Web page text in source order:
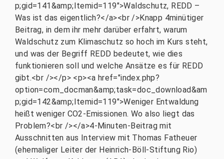
p;gid=141&amp;Itemid=119">Waldschutz, REDD –
Was ist das eigentlich?</a><br />Knapp 4minütiger
Beitrag, in dem ihr mehr darüber erfahrt, warum
Waldschutz zum Klimaschutz so hoch im Kurs steht,
und was der Begriff REDD bedeutet, wie dies
funktionieren soll und welche Ansätze es für REDD
gibt.<br /></p> <p><a href="index.php?
option=com_docman&amp;task=doc_download&am
p;gid=142&amp;Itemid=119">Weniger Entwaldung
heißt weniger CO2-Emissionen. Wo also liegt das
Problem?<br /></a>4-Minuten-Beitrag mit
Ausschnitten aus Interview mit Thomas Fatheuer
(ehemaliger Leiter der Heinrich-Böll-Stiftung Rio)